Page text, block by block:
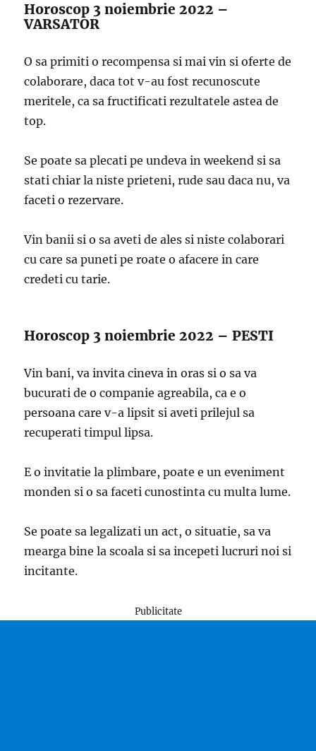
Horoscop 3 noiembrie 2022 –
VARSATOR
O sa primiti o recompensa si mai vin si oferte de
colaborare, daca tot v-au fost recunoscute
meritele, ca sa fructificati rezultatele astea de
top.
Se poate sa plecati pe undeva in weekend si sa
stati chiar la niste prieteni, rude sau daca nu, va
faceti o rezervare.
Vin banii si o sa aveti de ales si niste colaborari
cu care sa puneti pe roate o afacere in care
credeti cu tarie.
Horoscop 3 noiembrie 2022 – PESTI
Vin bani, va invita cineva in oras si o sa va
bucurati de o companie agreabila, ca e o
persoana care v-a lipsit si aveti prilejul sa
recuperati timpul lipsa.
E o invitatie la plimbare, poate e un eveniment
monden si o sa faceti cunostinta cu multa lume.
Se poate sa legalizati un act, o situatie, sa va
mearga bine la scoala si sa incepeti lucruri noi si
incitante.
Publicitate